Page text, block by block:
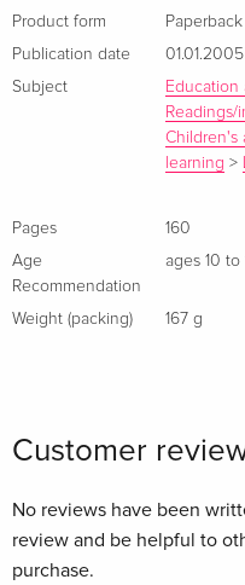
Product form
Publication date
01.01.2005
Subject
Education
Children's
learning >
Pages
160
Age
Recommendation
ages 10 to
Weight (packing) 167 g
Customer
No reviews have been
review and be helpful to
purchase.